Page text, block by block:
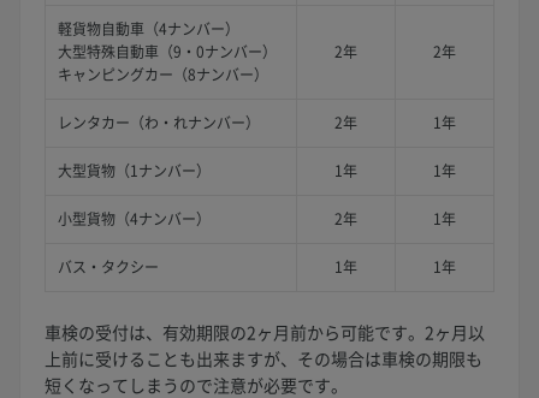
軽貨物自動車（4ナンバー）
大型特殊自動車（9・0ナンバー）
キャンピングカー（8ナンバー）
2年 2年
レンタカー（わ・れナンバー） 2年 1年
大型貨物（1ナンバー） 1年 1年
小型貨物（4ナンバー） 2年 1年
バス・タクシー 1年 1年
車検の受付は、有効期限の2ヶ月前から可能です。2ヶ月以
上前に受けることも出来ますが、その場合は車検の期限も
短くなってしまうので注意が必要です。